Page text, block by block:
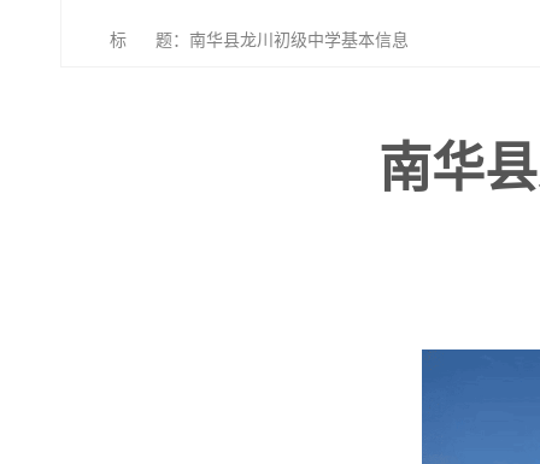
标 题：南华县龙川初级中学基本信息
南华